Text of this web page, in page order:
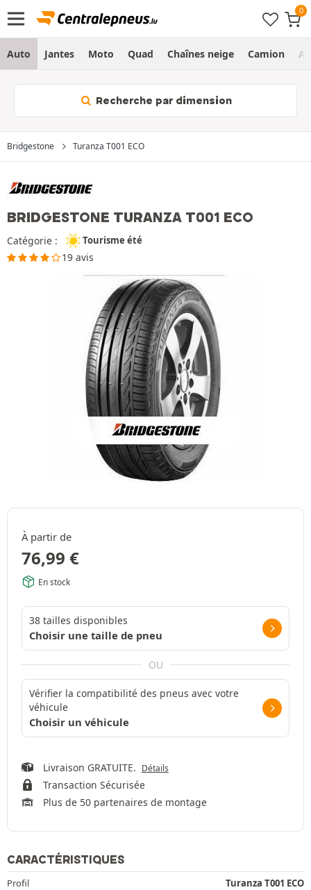
Auto Jantes Moto Quad Chaînes neige Camion
Recherche par dimension
Bridgestone Turanza T001 ECO
BRIDGESTONE TURANZA T001 ECO
Catégorie : Tourisme été
19 avis
À partir de
76,99 €
En stock
38 tailles disponibles
Choisir une taille de pneu
OU
Vérifier la compatibilité des pneus avec votre
véhicule
Choisir un véhicule
Livraison GRATUITE. Détails
Transaction Sécurisée
Plus de 50 partenaires de montage
CARACTÉRISTIQUES
Profil
Turanza T001 ECO